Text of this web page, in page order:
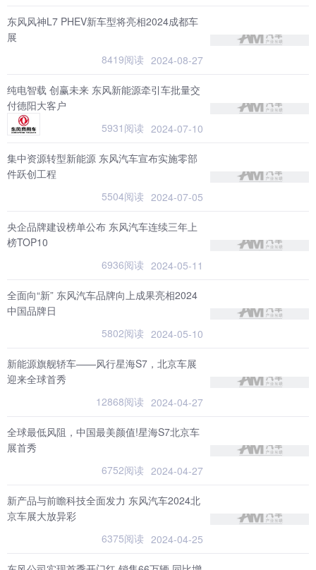
东风风神L7 PHEV新车型将亮相2024成都车
展
8419阅读 2024-08-27
纯电智载 创赢未来 东风新能源牵引车批量交
付德阳大客户
5931阅读 2024-07-10
集中资源转型新能源 东风汽车宣布实施零部
件跃创工程
5504阅读 2024-07-05
央企品牌建设榜单公布 东风汽车连续三年上
榜TOP10
6936阅读 2024-05-11
全面向“新” 东风汽车品牌向上成果亮相2024
中国品牌日
5802阅读 2024-05-10
新能源旗舰轿车——风行星海S7，北京车展
迎来全球首秀
12868阅读 2024-04-27
全球最低风阻，中国最美颜值!星海S7北京车
展首秀
6752阅读 2024-04-27
新产品与前瞻科技全面发力 东风汽车2024北
京车展大放异彩
6375阅读 2024-04-25